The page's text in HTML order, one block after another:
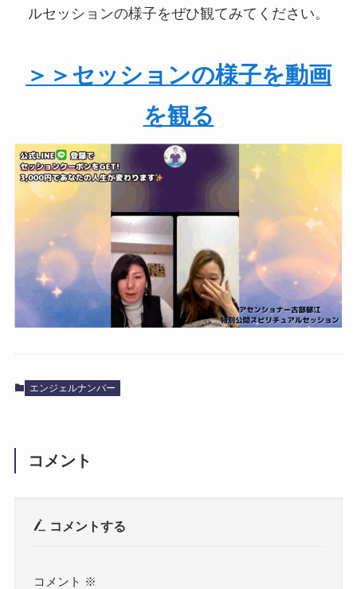
ルセッションの様子をぜひ観てみてください。
＞＞セッションの様子を動画
を観る
エンジェルナンバー
コメント
コメントする
コメント ※